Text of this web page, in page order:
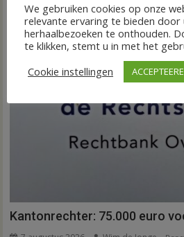
Kantonrechter: 75.000 euro
We gebruiken cookies op onze
relevante ervaring te bieden door
herhaalbezoeken te onthouden.
te klikken, stemt u in met het
Cookie instellingen